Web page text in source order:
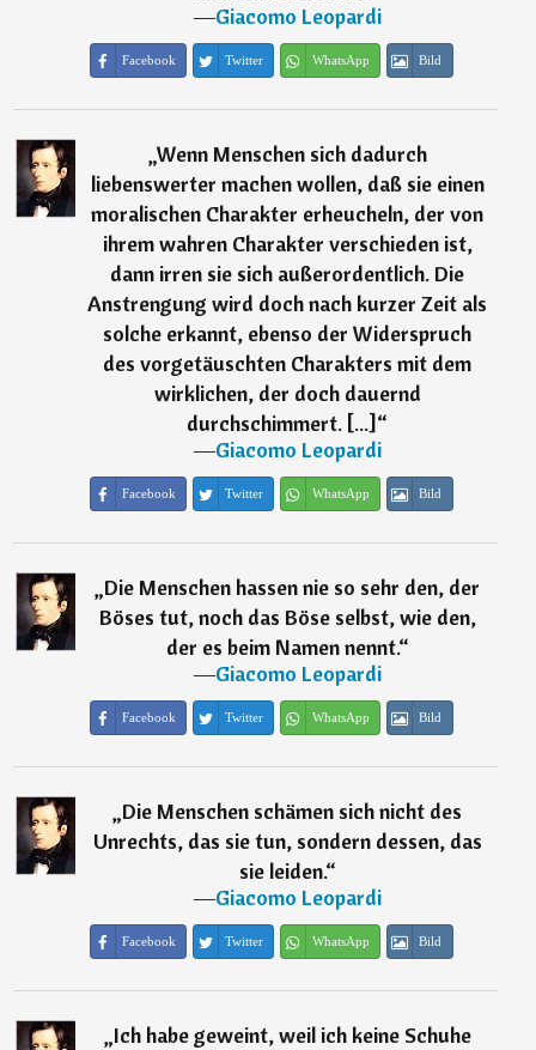
―Giacomo Leopardi
Facebook Twitter WhatsApp Bild
„Wenn Menschen sich dadurch
liebenswerter machen wollen, daß sie einen
moralischen Charakter erheucheln, der von
ihrem wahren Charakter verschieden ist,
dann irren sie sich außerordentlich. Die
Anstrengung wird doch nach kurzer Zeit als
solche erkannt, ebenso der Widerspruch
des vorgetäuschten Charakters mit dem
wirklichen, der doch dauernd
durchschimmert. [...] “
―Giacomo Leopardi
Facebook Twitter WhatsApp Bild
„Die Menschen hassen nie so sehr den, der
Böses tut, noch das Böse selbst, wie den,
der es beim Namen nennt.“
―Giacomo Leopardi
Facebook Twitter WhatsApp Bild
„Die Menschen schämen sich nicht des
Unrechts, das sie tun, sondern dessen, das
sie leiden.“
―Giacomo Leopardi
Facebook Twitter WhatsApp Bild
„Ich habe geweint, weil ich keine Schuhe